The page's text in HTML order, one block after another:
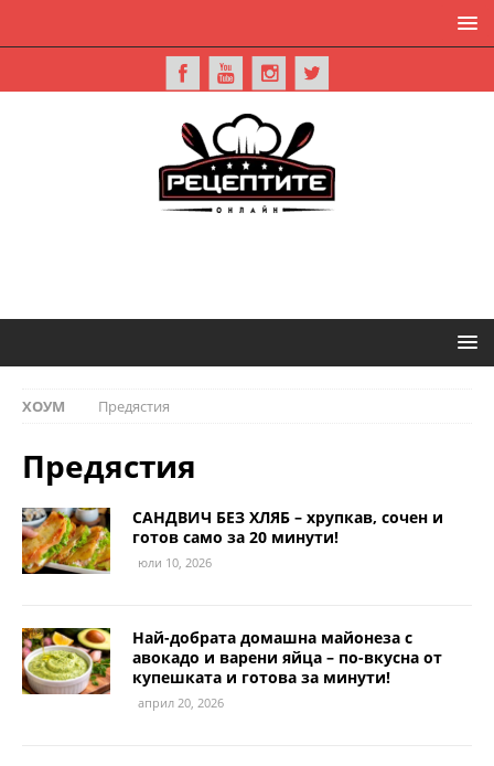
ХОУМ Предястия
Предястия
САНДВИЧ БЕЗ ХЛЯБ – хрупкав, сочен и
готов само за 20 минути!
юли 10, 2026
Най-добрата домашна майонеза с
авокадо и варени яйца – по-вкусна от
купешката и готова за минути!
април 20, 2026